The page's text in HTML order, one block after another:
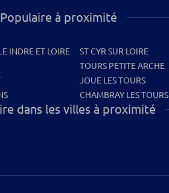
à proximité
INDRE ET LOIRE
ST CYR SUR LOIRE
TOURS PETITE ARCHE
JOUE LES TOURS
CHAMBRAY LES TOURS
dans les villes à proximité